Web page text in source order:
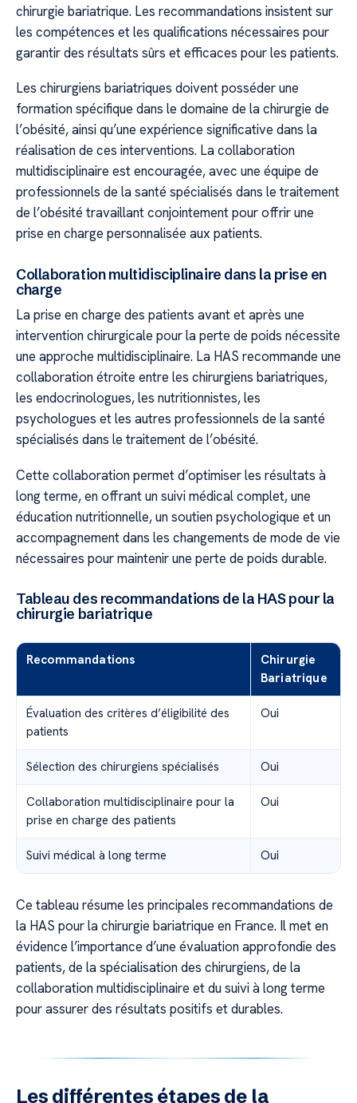
chirurgie bariatrique. Les recommandations insistent sur
les compétences et les qualifications nécessaires pour
garantir des résultats sûrs et efficaces pour les patients.
Les chirurgiens bariatriques doivent posséder une
formation spécifique dans le domaine de la chirurgie de
l’obésité, ainsi qu’une expérience significative dans la
réalisation de ces interventions. La collaboration
multidisciplinaire est encouragée, avec une équipe de
professionnels de la santé spécialisés dans le traitement
de l’obésité travaillant conjointement pour offrir une
prise en charge personnalisée aux patients.
Collaboration multidisciplinaire dans la prise en
charge
La prise en charge des patients avant et après une
intervention chirurgicale pour la perte de poids nécessite
une approche multidisciplinaire. La HAS recommande une
collaboration étroite entre les chirurgiens bariatriques,
les endocrinologues, les nutritionnistes, les
psychologues et les autres professionnels de la santé
spécialisés dans le traitement de l’obésité.
Cette collaboration permet d’optimiser les résultats à
long terme, en offrant un suivi médical complet, une
éducation nutritionnelle, un soutien psychologique et un
accompagnement dans les changements de mode de vie
nécessaires pour maintenir une perte de poids durable.
Tableau des recommandations de la HAS pour la
chirurgie bariatrique
Recommandations
Chirurgie
Bariatrique
Évaluation des critères d’éligibilité des
patients
Oui
Sélection des chirurgiens spécialisés Oui
Collaboration multidisciplinaire pour la
prise en charge des patients
Oui
Suivi médical à long terme Oui
Ce tableau résume les principales recommandations de
la HAS pour la chirurgie bariatrique en France. Il met en
évidence l’importance d’une évaluation approfondie des
patients, de la spécialisation des chirurgiens, de la
collaboration multidisciplinaire et du suivi à long terme
pour assurer des résultats positifs et durables.
Les différentes étapes de la